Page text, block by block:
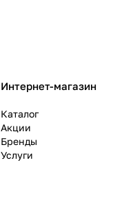
Интернет-магазин
Каталог
Акции
Бренды
Услуги